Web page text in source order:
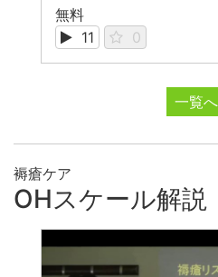
無料
11
0
一覧へ
褥瘡ケア
OHスケール解説